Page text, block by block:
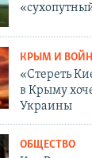
КРЫМ И
«Стереть
в Крыму
Украины
ОБЩЕСТВО